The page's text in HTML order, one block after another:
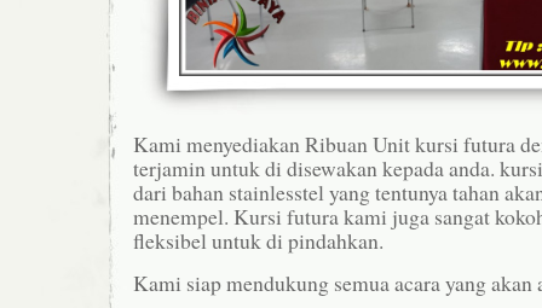
Kami menyediakan Ribuan Unit kursi futura
terjamin untuk di disewakan kepada anda.
dari bahan stainlesstel yang tentunya tahan
menempel. Kursi futura kami juga sangat
fleksibel untuk di pindahkan.
Kami siap mendukung semua acara yang